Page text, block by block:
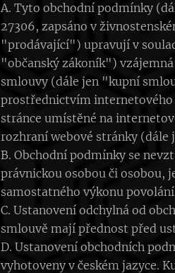
A. Tyto obchodní podmínky
27306, zapsáno v
"prodávající") upravují v
"občanský zákoník")
smlouvy (dále jen "kupní
prostřednictvím internetového
stránce umístěné na
rozhraní webové stránky
B. Obchodní podmínky se
právnickou osobou či osobou,
samostatného výkonu
C. Ustanovení odchylná od
smlouvě mají přednost před
D. Ustanovení obchodních
vyhotoveny v českém jazyce.